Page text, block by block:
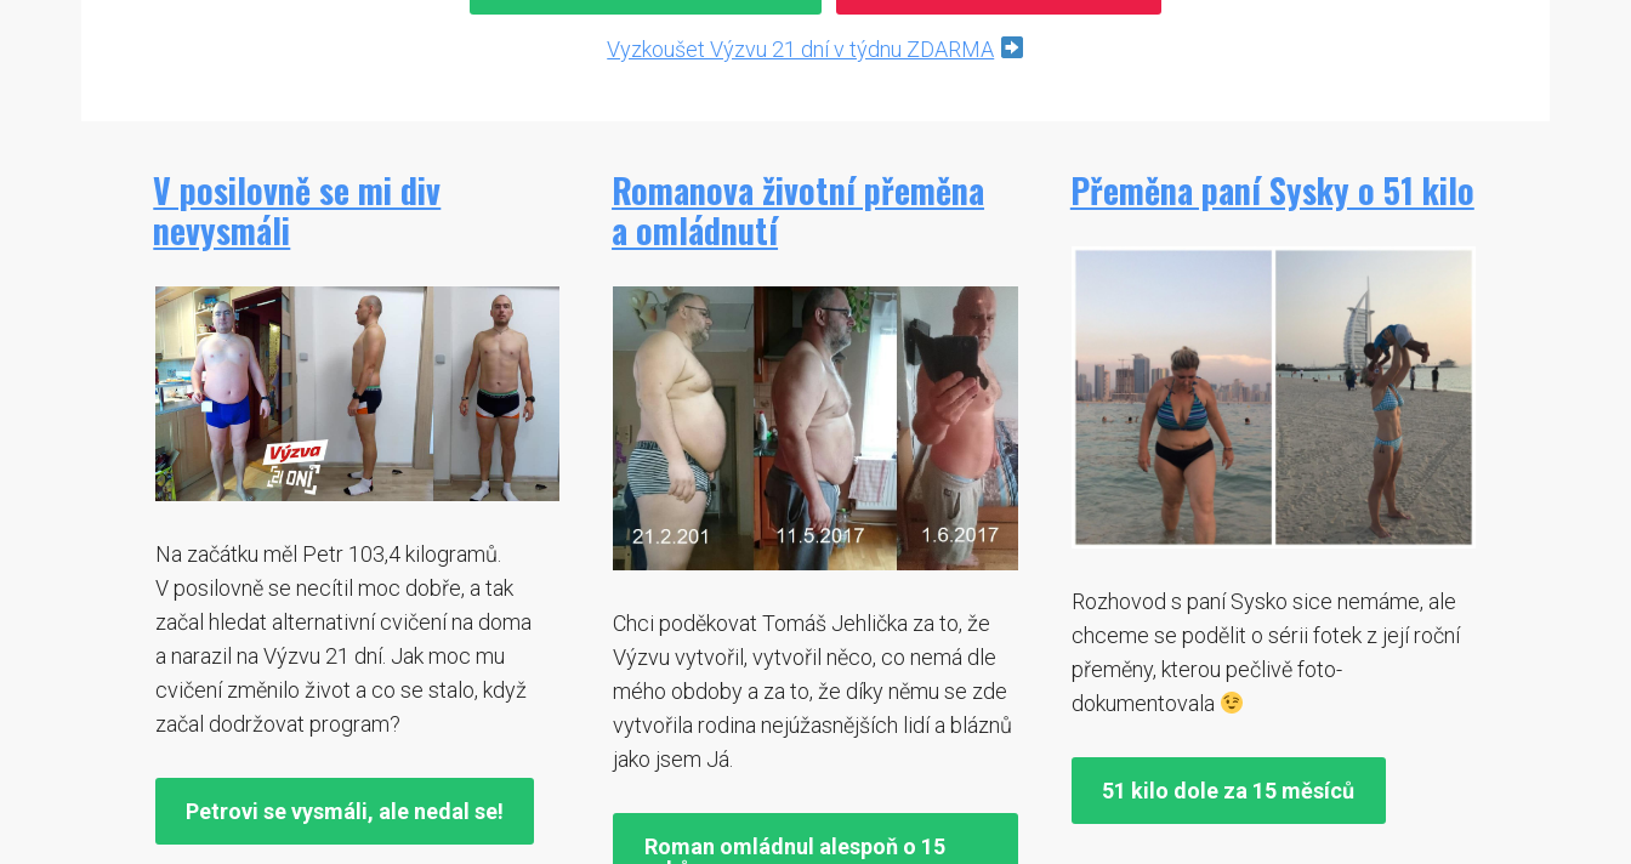
Vyzkoušet Výzvu 21 dní v týdnu ZDARMA
V posilovně se mi div
nevysmáli
Na začátku měl Petr 103,4 kilogramů.
V posilovně se necítil moc dobře, a tak
začal hledat alternativní cvičení na doma
a narazil na Výzvu 21 dní. Jak moc mu
cvičení změnilo život a co se stalo, když
začal dodržovat program?
Petrovi se vysmáli, ale nedal se!
Romanova životní přeměna
a omládnutí
Chci poděkovat Tomáš Jehlička za to, že
Výzvu vytvořil, vytvořil něco, co nemá dle
mého obdoby a za to, že díky němu se zde
vytvořila rodina nejúžasnějších lidí a bláznů
jako jsem Já.
Roman omládnul alespoň o 15
Přeměna paní Sysky o 51 kilo
Rozhovod s paní Sysko sice nemáme, ale
chceme se podělit o sérii fotek z její roční
přeměny, kterou pečlivě foto-
dokumentovala
51 kilo dole za 15 měsíců